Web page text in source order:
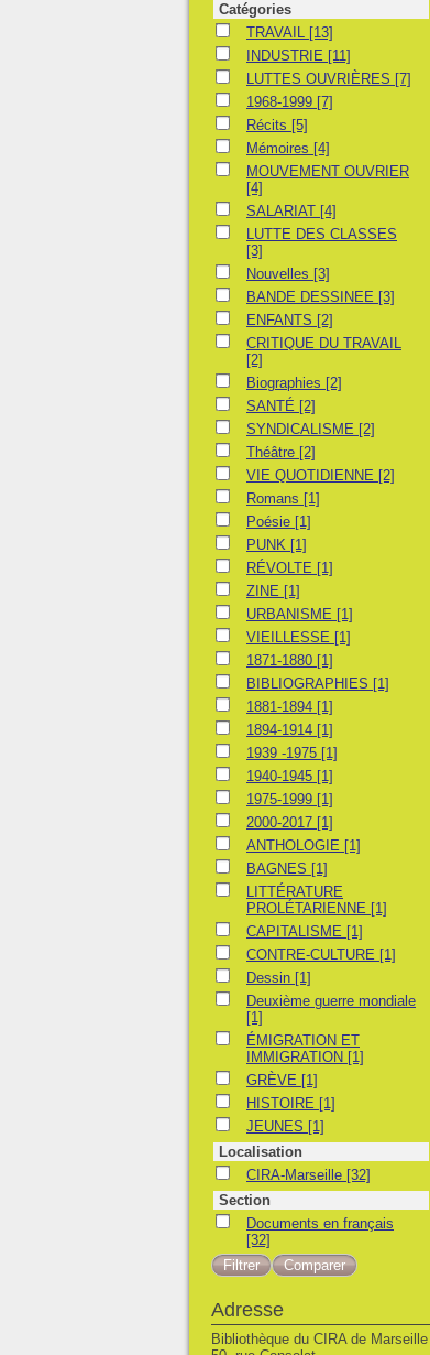
Catégories
TRAVAILTRAVAIL [13]
INDUSTRIE
INDUSTRIE [11]
LUTTES OUVRIÈRES
LUTTES OUVRIÈRES [7]
1968-19991968-1999 [7]
RécitsRécits [5]
MémoiresMémoires [4]
MOUVEMENT OUVRIER
MOUVEMENT OUVRIER
[4]
SALARIAT
SALARIAT [4]
LUTTE DES CLASSES
LUTTE DES CLASSES
[3]
NouvellesNouvelles [3]
BANDE DESSINEE
BANDE DESSINEE [3]
ENFANTSENFANTS [2]
CRITIQUE DU TRAVAIL
CRITIQUE DU TRAVAIL
[2]
Biographies
Biographies [2]
SANTÉSANTÉ [2]
SYNDICALISME
SYNDICALISME [2]
ThéâtreThéâtre [2]
VIE QUOTIDIENNE
VIE QUOTIDIENNE [2]
RomansRomans [1]
PoésiePoésie [1]
PUNKPUNK [1]
RÉVOLTERÉVOLTE [1]
ZINEZINE [1]
URBANISME
URBANISME [1]
VIEILLESSE
VIEILLESSE [1]
1871-18801871-1880 [1]
BIBLIOGRAPHIES
BIBLIOGRAPHIES [1]
1881-18941881-1894 [1]
1894-19141894-1914 [1]
1939 -1975
1939 -1975 [1]
1940-19451940-1945 [1]
1975-19991975-1999 [1]
2000-20172000-2017 [1]
ANTHOLOGIE
ANTHOLOGIE [1]
BAGNESBAGNES [1]
LITTÉRATURE PROLÉTARIENNE
LITTÉRATURE
PROLÉTARIENNE [1]
CAPITALISME
CAPITALISME [1]
CONTRE-CULTURE
CONTRE-CULTURE [1]
DessinDessin [1]
Deuxième guerre mondiale
Deuxième guerre mondiale
[1]
ÉMIGRATION ET IMMIGRATION
ÉMIGRATION ET
IMMIGRATION [1]
GRÈVEGRÈVE [1]
HISTOIRE
HISTOIRE [1]
JEUNESJEUNES [1]
Localisation
CIRA-Marseille
CIRA-Marseille [32]
Section
Documents en français
Documents en français
[32]
Adresse
Bibliothèque du CIRA de Marseille